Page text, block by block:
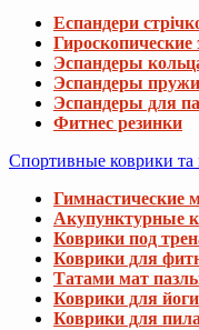
Еспандери
Гироскопические
Эспандеры
Эспандеры
Эспандеры для
Фитнес резинки
Спортивные коврики та
Гимнастические
Акупунктурные
Коврики под
Коврики для
Татами мат
Коврики для йоги
Коврики для